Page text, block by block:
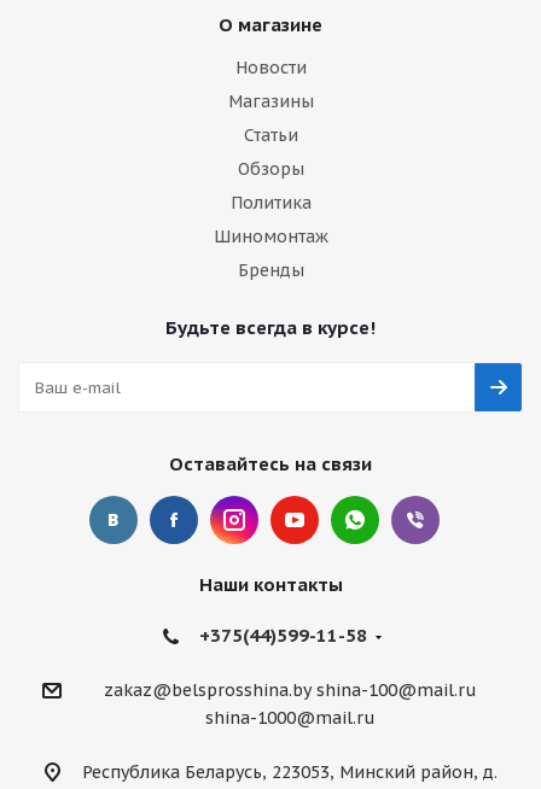
О магазине
Новости
Магазины
Статьи
Обзоры
Политика
Шиномонтаж
Бренды
Будьте всегда в курсе!
Оставайтесь на связи
Наши контакты
+375(44)599-11-58
zakaz@belsprosshina.by shina-100@mail.ru
shina-1000@mail.ru
Республика Беларусь, 223053, Минский район, д.